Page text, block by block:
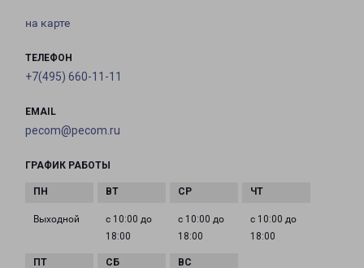
на карте
ТЕЛЕФОН
+7(495) 660-11-11
EMAIL
pecom@pecom.ru
ГРАФИК РАБОТЫ
Выходной
с 10:00 до
18:00
с 10:00 до
18:00
с 10:00 до
18:00